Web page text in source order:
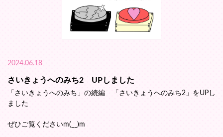
2024.06.18
さいきょうへのみち2 UPしました
「さいきょうへのみち」の続編 「さいきょうへのみち2」をUPし
ました
ぜひご覧くださいm(__)m